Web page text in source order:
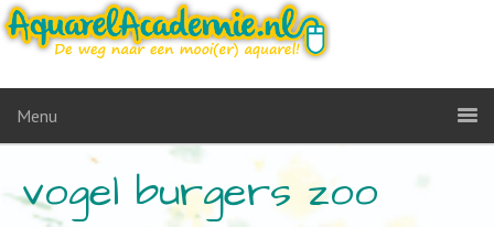
Menu
vogel burgers zoo